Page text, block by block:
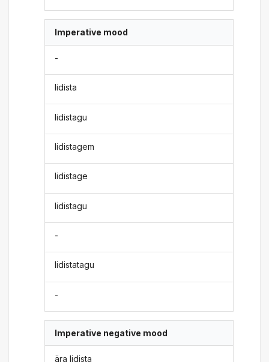
Imperative mood
-
lidista
lidistagu
lidistagem
lidistage
lidistagu
-
lidistatagu
-
Imperative negative mood
ära lidista